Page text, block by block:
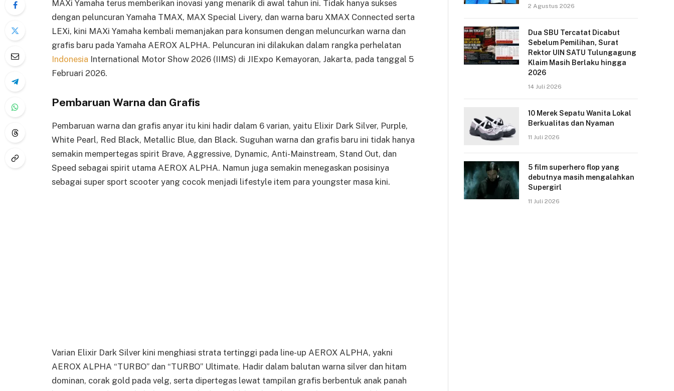
MAXi Yamaha terus memberikan inovasi yang menarik di awal tahun ini. Tidak hanya sukses
dengan peluncuran Yamaha TMAX, MAX Special Livery, dan warna baru XMAX Connected serta
LEXi, kini MAXi Yamaha kembali memanjakan para konsumen dengan meluncurkan warna dan
grafis baru pada Yamaha AEROX ALPHA. Peluncuran ini dilakukan dalam rangka perhelatan
Indonesia International Motor Show 2026 (IIMS) di JIExpo Kemayoran, Jakarta, pada tanggal 5
Februari 2026.
Pembaruan Warna dan Grafis
Pembaruan warna dan grafis anyar itu kini hadir dalam 6 varian, yaitu Elixir Dark Silver, Purple,
White Pearl, Red Black, Metallic Blue, dan Black. Suguhan warna dan grafis baru ini tidak hanya
semakin mempertegas spirit Brave, Aggressive, Dynamic, Anti-Mainstream, Stand Out, dan
Speed sebagai spirit utama AEROX ALPHA. Namun juga semakin menegaskan posisinya
sebagai super sport scooter yang cocok menjadi lifestyle item para youngster masa kini.
Varian Elixir Dark Silver kini menghiasi strata tertinggi pada line-up AEROX ALPHA, yakni
AEROX ALPHA “TURBO” dan “TURBO” Ultimate. Hadir dalam balutan warna silver dan hitam
dominan, corak gold pada velg, serta dipertegas lewat tampilan grafis berbentuk anak panah
2 Agustus 2026
Dua SBU Tercatat Dicabut
Sebelum Pemilihan, Surat
Rektor UIN SATU Tulungagung
Klaim Masih Berlaku hingga
2026
14 Juli 2026
10 Merek Sepatu Wanita Lokal
Berkualitas dan Nyaman
11 Juli 2026
5 film superhero flop yang
debutnya masih mengalahkan
Supergirl
11 Juli 2026